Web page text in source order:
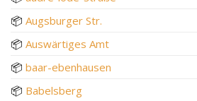
📦 Augsburger Str.
📦 Auswärtiges Amt
📦 baar-ebenhausen
📦 Babelsberg